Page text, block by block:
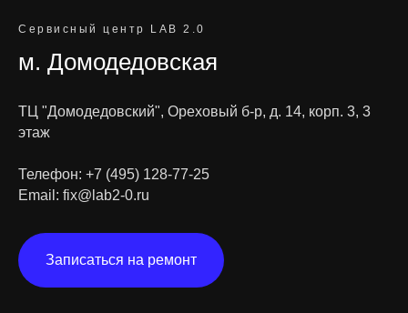
Сервисный центр LAB 2.0
м. Домодедовская
ТЦ "Домодедовский", Ореховый б-р, д. 14, корп. 3, 3
этаж
Телефон: +7 (495) 128-77-25
Email: fix@lab2-0.ru
Записаться на ремонт